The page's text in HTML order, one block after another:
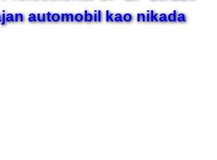
automobil kao nikada